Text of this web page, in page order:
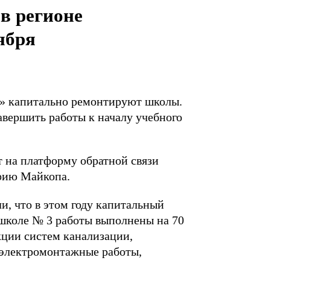
регионе
капитально ремонтируют школы.
работы к началу учебного
платформу обратной связи
Майкопа.
что в этом году капитальный
№ 3 работы выполнены на 70
систем канализации,
работы,